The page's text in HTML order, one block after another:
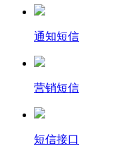
通知短信
营销短信
短信接口